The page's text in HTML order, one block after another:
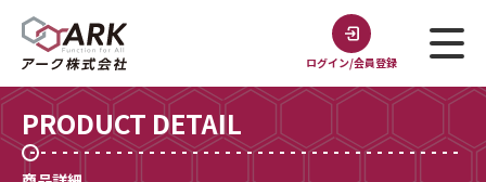
ログイン/会員登録
PRODUCT DETAIL